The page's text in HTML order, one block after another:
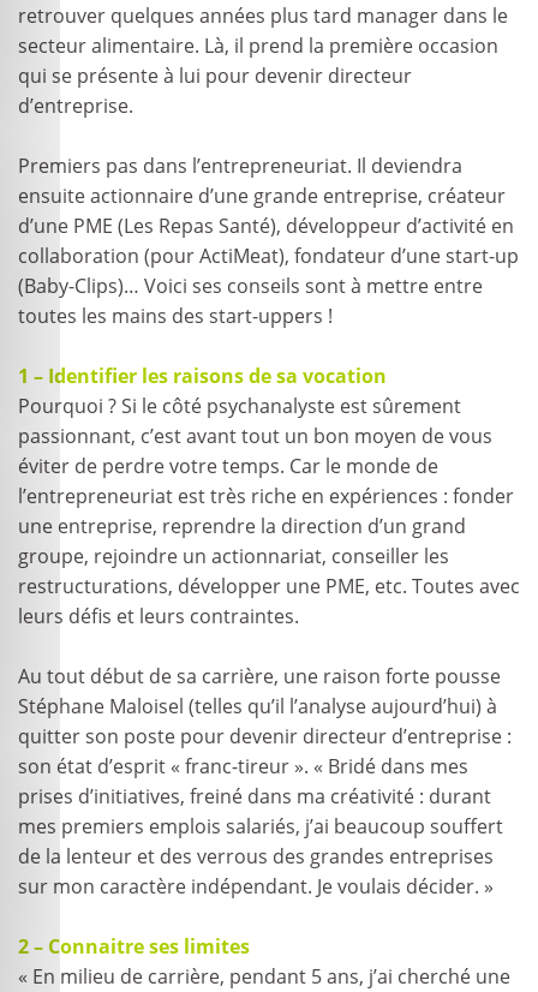
retrouver quelques années plus tard manager dans le
secteur alimentaire. Là, il prend la première occasion
qui se présente à lui pour devenir directeur
d’entreprise.
Premiers pas dans l’entrepreneuriat. Il deviendra
ensuite actionnaire d’une grande entreprise, créateur
d’une PME (Les Repas Santé), développeur d’activité en
collaboration (pour ActiMeat), fondateur d’une start-up
(Baby-Clips)… Voici ses conseils sont à mettre entre
toutes les mains des start-uppers !
1 – Identifier les raisons de sa vocation
Pourquoi ? Si le côté psychanalyste est sûrement
passionnant, c’est avant tout un bon moyen de vous
éviter de perdre votre temps. Car le monde de
l’entrepreneuriat est très riche en expériences : fonder
une entreprise, reprendre la direction d’un grand
groupe, rejoindre un actionnariat, conseiller les
restructurations, développer une PME, etc. Toutes avec
leurs défis et leurs contraintes.
Au tout début de sa carrière, une raison forte pousse
Stéphane Maloisel (telles qu’il l’analyse aujourd’hui) à
quitter son poste pour devenir directeur d’entreprise :
son état d’esprit « franc-tireur ». « Bridé dans mes
prises d’initiatives, freiné dans ma créativité : durant
mes premiers emplois salariés, j’ai beaucoup souffert
de la lenteur et des verrous des grandes entreprises
sur mon caractère indépendant. Je voulais décider. »
2 – Connaitre ses limites
« En milieu de carrière, pendant 5 ans, j’ai cherché une